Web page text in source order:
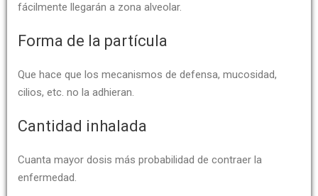
fácilmente llegarán a zona alveolar.
Forma de la partícula
Que hace que los mecanismos de defensa, mucosidad,
cilios, etc. no la adhieran.
Cantidad inhalada
Cuanta mayor dosis más probabilidad de contraer la
enfermedad.